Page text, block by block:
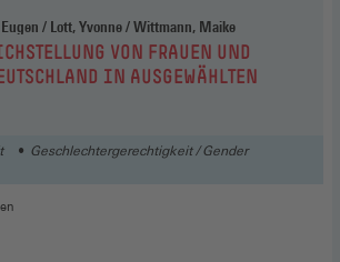
Pfahl, Svenja / Unrau, Eugen / Lott, Yvonne / Wittmann, Maike
VON FRAUEN UND
IN AUSGEWÄHLTEN
Geschlechtergerechtigkeit / Gender